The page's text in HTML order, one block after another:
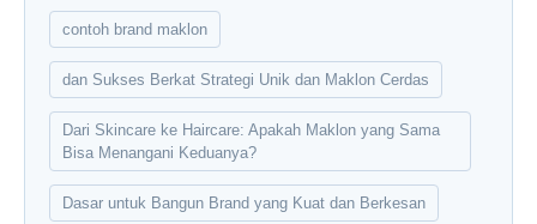
contoh brand maklon
dan Sukses Berkat Strategi Unik dan Maklon Cerdas
Dari Skincare ke Haircare: Apakah Maklon yang Sama
Bisa Menangani Keduanya?
Dasar untuk Bangun Brand yang Kuat dan Berkesan